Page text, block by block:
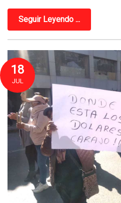
Seguir Leyendo ...
18
JUL